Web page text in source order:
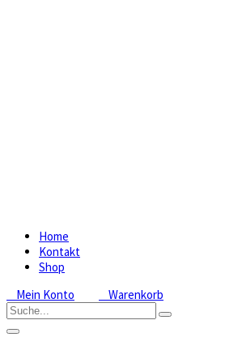
Home
Kontakt
Shop
Mein Konto
Warenkorb